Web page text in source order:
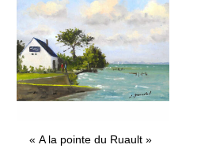
« A la pointe du Ruault »